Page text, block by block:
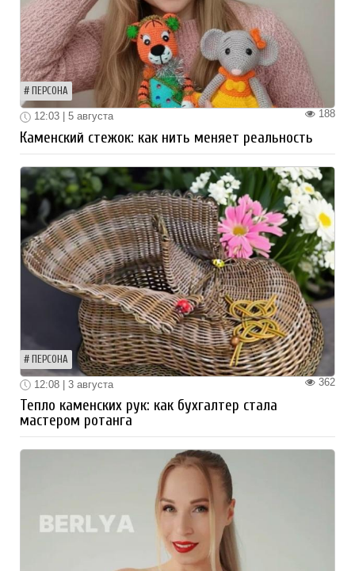
ПЕРСОНА
188
12:03 | 5 августа
Каменский стежок: как нить меняет реальность
ПЕРСОНА
362
12:08 | 3 августа
Тепло каменских рук: как бухгалтер стала
мастером ротанга